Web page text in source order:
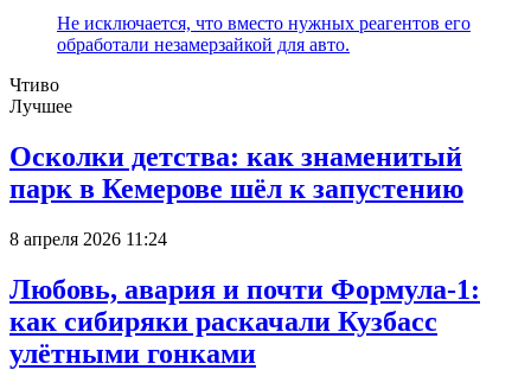
Не исключается, что вместо нужных реагентов его
обработали незамерзайкой для авто.
Чтиво
Лучшее
Осколки детства: как знаменитый
парк в Кемерове шёл к запустению
8 апреля 2026 11:24
Любовь, авария и почти Формула-1:
как сибиряки раскачали Кузбасс
улётными гонками